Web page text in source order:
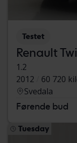
Testet
Renault
1.2
2012
60 720
Svedala
Førende bud
Tuesday